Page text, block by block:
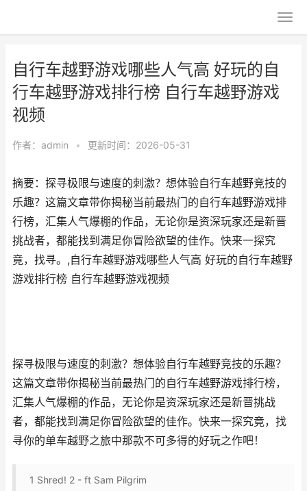
自行车越野游戏哪些人气高 好玩的自
行车越野游戏排行榜 自行车越野游戏
视频
作者： admin • 更新时间：2026-05-31
摘要：探寻极限与速度的刺激？想体验自行车越野竞技的
乐趣？这篇文章带你揭秘当前最热门的自行车越野游戏排
行榜，汇集人气爆棚的作品，无论你是资深玩家还是新晋
挑战者，都能找到满足你冒险欲望的佳作。快来一探究
竟，找寻。,自行车越野游戏哪些人气高 好玩的自行车越野
游戏排行榜 自行车越野游戏视频
探寻极限与速度的刺激？想体验自行车越野竞技的乐趣？
这篇文章带你揭秘当前最热门的自行车越野游戏排行榜，
汇集人气爆棚的作品，无论你是资深玩家还是新晋挑战
者，都能找到满足你冒险欲望的佳作。快来一探究竟，找
寻你的单车越野之旅中那款不可多得的好玩之作吧！
1 Shred! 2 - ft Sam Pilgrim